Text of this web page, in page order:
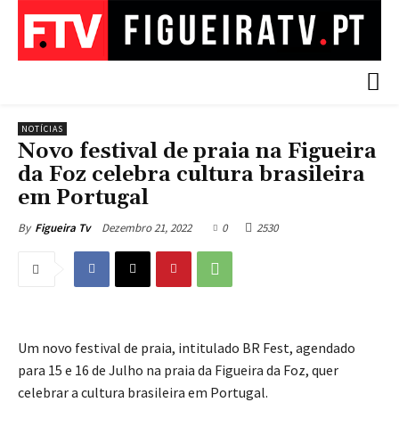
NOTÍCIAS
Novo festival de praia na Figueira
da Foz celebra cultura brasileira
em Portugal
By Figueira Tv Dezembro 21, 2022 0 2530
Um novo festival de praia, intitulado BR Fest, agendado
para 15 e 16 de Julho na praia da Figueira da Foz, quer
celebrar a cultura brasileira em Portugal.